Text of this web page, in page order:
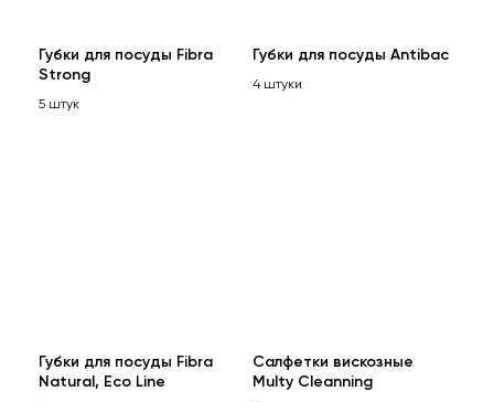
Губки для посуды Fibra
Strong
5 штук
Губки для посуды Antibac
4 штуки
Губки для посуды Fibra
Natural, Eco Line
Салфетки вискозные
Multy Cleanning